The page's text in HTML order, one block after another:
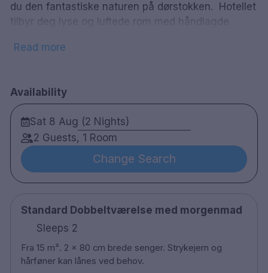
du den fantastiske naturen på dørstokken. Hotellet
tilbyr deg lyse og luftede rom med håndlagde
innredet med kabel-TV, strykejern, buksepresse,
en drink i stedet. Deretter kan du henge ute i baren
eller sole deg på hotellets terrasse.
58 rom
Bad med kombinert dusj og badekar
Gratis Wifi
Skrivebord
Hårføner på forespørsel
Strykejern/strykebrett
Buksepresse
Read more
Availability
Sat 8 Aug (2 Nights)
2 Guests, 1 Room
Change Search
Standard Dobbeltværelse med morgenmad
Sleeps 2
Fra 15 m². 2 x 80 cm brede senger. Strykejern og
hårføner kan lånes ved behov.